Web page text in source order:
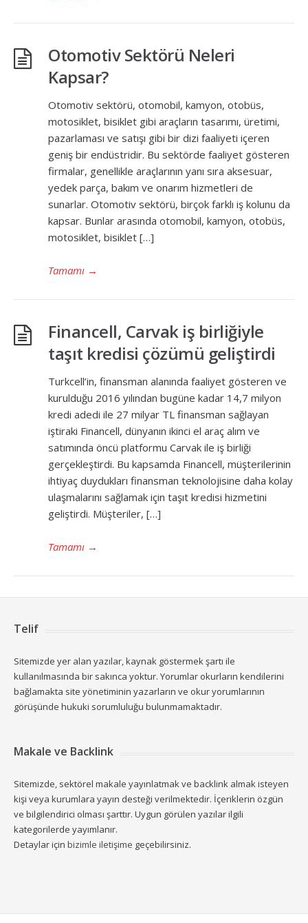
Otomotiv Sektörü Neleri
Kapsar?
Otomotiv sektörü, otomobil, kamyon, otobüs,
motosiklet, bisiklet gibi araçların tasarımı, üretimi,
pazarlaması ve satışı gibi bir dizi faaliyeti içeren
geniş bir endüstridir. Bu sektörde faaliyet gösteren
firmalar, genellikle araçlarının yanı sıra aksesuar,
yedek parça, bakım ve onarım hizmetleri de
sunarlar. Otomotiv sektörü, birçok farklı iş kolunu da
kapsar. Bunlar arasında otomobil, kamyon, otobüs,
motosiklet, bisiklet […]
Tamamı →
Financell, Carvak iş birliğiyle
taşıt kredisi çözümü geliştirdi
Turkcell’in, finansman alanında faaliyet gösteren ve
kurulduğu 2016 yılından bugüne kadar 14,7 milyon
kredi adedi ile 27 milyar TL finansman sağlayan
iştiraki Financell, dünyanın ikinci el araç alım ve
satımında öncü platformu Carvak ile iş birliği
gerçekleştirdi. Bu kapsamda Financell, müşterilerinin
ihtiyaç duydukları finansman teknolojisine daha kolay
ulaşmalarını sağlamak için taşıt kredisi hizmetini
geliştirdi. Müşteriler, […]
Tamamı →
Telif
Sitemizde yer alan yazılar, kaynak göstermek şartı ile
kullanılmasında bir sakınca yoktur. Yorumlar okurların kendilerini
bağlamakta site yönetiminin yazarların ve okur yorumlarının
görüşünde hukuki sorumluluğu bulunmamaktadır.
Makale ve Backlink
Sitemizde, sektörel makale yayınlatmak ve backlink almak isteyen
kişi veya kurumlara yayın desteği verilmektedir. İçeriklerin özgün
ve bilgilendirici olması şarttır. Uygun görülen yazılar ilgili
kategorilerde yayımlanır.
Detaylar için bizimle iletişime geçebilirsiniz.